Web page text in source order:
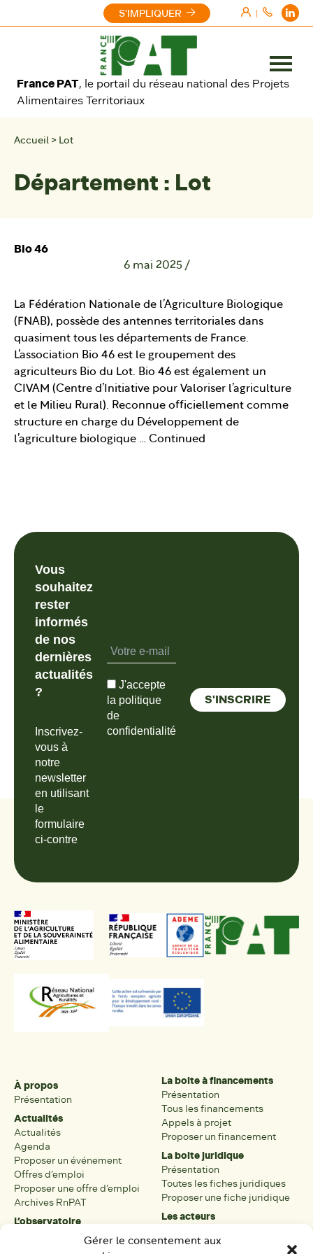
Gérer le consentement aux
|
France PAT, le portail du réseau national des Projets
Alimentaires Territoriaux
S'IMPLIQUER
Ouvrir
le
Accueil > Lot
Département : Lot
Bio 46
6 mai 2025 /
La Fédération Nationale de l’Agriculture Biologique
(FNAB), possède des antennes territoriales dans
quasiment tous les départements de France.
L’association Bio 46 est le groupement des
agriculteurs Bio du Lot. Bio 46 est également un
CIVAM (Centre d’Initiative pour Valoriser l’agriculture
et le Milieu Rural). Reconnue officiellement comme
structure en charge du Développement de
l’agriculture biologique … Continued
Vous
souhaitez
rester
informés
de nos
dernières
actualités
?
Inscrivez-
vous à
notre
newsletter
en utilisant
le
formulaire
ci-contre
J'accepte
la politique
de
confidentialité
À propos
Présentation
Actualités
Actualités
Agenda
Proposer un événement
Offres d’emploi
Proposer une offre d’emploi
Archives RnPAT
L’observatoire
Présentation de l’observatoire
La boite à financements
Présentation
Tous les financements
Appels à projet
Proposer un financement
La boite juridique
Présentation
Toutes les fiches juridiques
Proposer une fiche juridique
Les acteurs
Tous les acteurs